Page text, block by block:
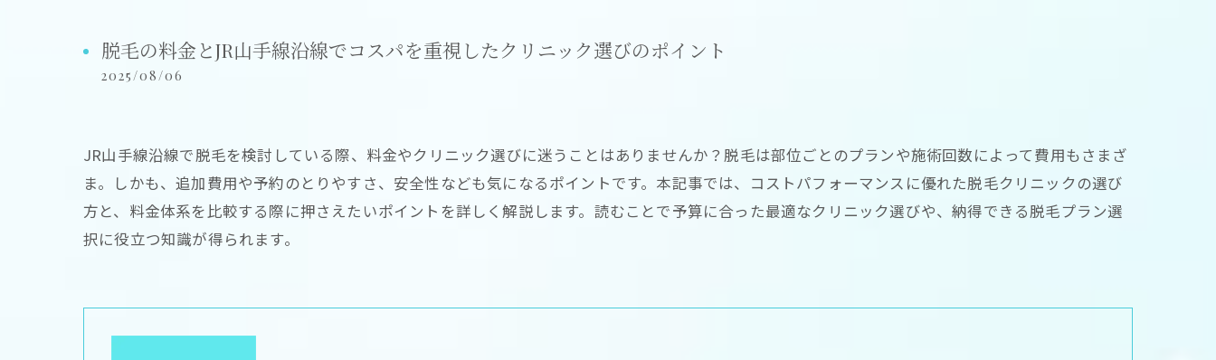
脱毛の料金とJR山手線沿線でコスパを重視したクリニック選びのポイント
2025/08/06
JR山手線沿線で脱毛を検討している際、料金やクリニック選びに迷うことはありませんか？脱毛は部位ごとのプランや施術回数によって費用もさまざ
ま。しかも、追加費用や予約のとりやすさ、安全性なども気になるポイントです。本記事では、コストパフォーマンスに優れた脱毛クリニックの選び
方と、料金体系を比較する際に押さえたいポイントを詳しく解説します。読むことで予算に合った最適なクリニック選びや、納得できる脱毛プラン選
択に役立つ知識が得られます。